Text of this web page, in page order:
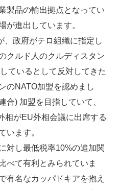
製品の輸出拠点となってい
が進出しています。
、政府がテロ組織に指定し
クルド人のクルディスタン
ているとして反対してきた
のNATO加盟を認めまし
合) 加盟を目指していて、
相がEU外相会議に出席する
います。
対し最低税率10%の追加関
べて有利とみられていま
有名なカッパドキアを抱え